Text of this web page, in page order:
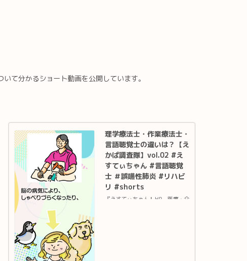
て分かるショート動画を公開しています。
理学療法士・作業療法士・
言語聴覚士の違いは？【え
かぱ調査隊】vol.02 #え
すてぃちゃん #言語聴覚
士 ＃誤嚥性肺炎 #リハビ
リ #shorts
『えすてぃちゃん』HP 医療・介